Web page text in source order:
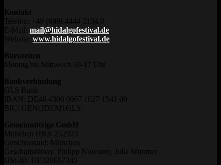
Kontakt
Telefon: +49 (0)89 4444 3184 0
E-Mail: mail@hidalgofestival.de
Website: www.hidalgofestival.de
Bürozeiten
Montag bis Mittwoch 10-17 Uhr
Bankverbindung
GLS Bank
IBAN: DE48 4306 0967 1027 1541 00
BIC: GENODEM1GLS
Gemeinnützige GmbH
München HRB 252923
Gerichtsstand: München
Geschäftsführer: Philipp Nowotny, Julia Wimmer
USt-ID: DE328657245